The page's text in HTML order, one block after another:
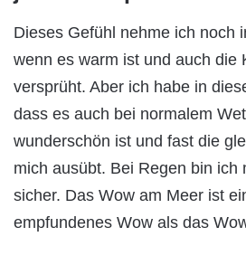
Dieses Gefühl nehme ich noch
wenn es warm ist und auch die
versprüht. Aber ich habe in
dass es auch bei normalem
wunderschön ist und fast die
mich ausübt. Bei Regen bin ich
sicher. Das Wow am Meer ist
empfundenes Wow als das